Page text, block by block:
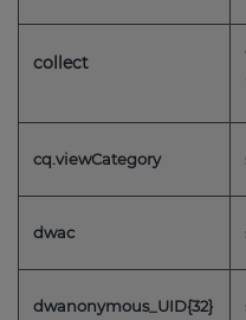
collect
cq.viewCategory
dwac
dwanonymous_UID{32}